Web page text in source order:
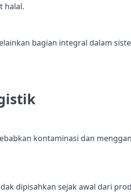
halal.
bagian integral dalam
kontaminasi dan
dipisahkan sejak awal dari